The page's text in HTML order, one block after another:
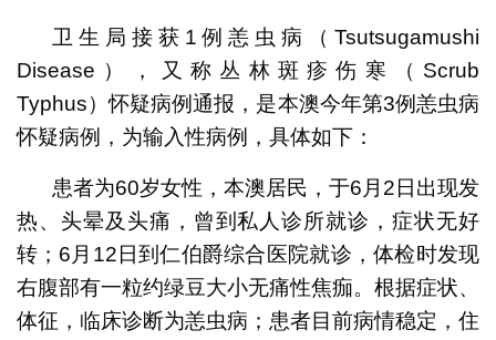
卫生局接获1例恙虫病（Tsutsugamushi
Disease），又称丛林斑疹伤寒（Scrub
Typhus）怀疑病例通报，是本澳今年第3例恙虫病
怀疑病例，为输入性病例，具体如下：
患者为60岁女性，本澳居民，于6月2日出现发
热、头晕及头痛，曾到私人诊所就诊，症状无好
转；6月12日到仁伯爵综合医院就诊，体检时发现
右腹部有一粒约绿豆大小无痛性焦痂。根据症状、
体征，临床诊断为恙虫病；患者目前病情稳定，住